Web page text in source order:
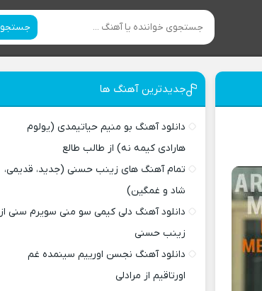
جستجو
جدیدترین آهنگ ها
دانلود آهنگ بو منیم حیاتیمدی (یولوم
هارادی کیمه نه) از طالب طالع
تمام آهنگ های زینب حسنی (جدید، قدیمی،
شاد و غمگین)
دانلود آهنگ دلی کیمی سو منی سویرم سنی از
زینب حسنی
دانلود آهنگ نجسن اورییم سینمده غم
اورتاقیم از مرادلی